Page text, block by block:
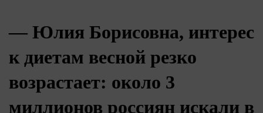
— Юлия Борисовна, интерес
к диетам весной резко
возрастает: около 3
миллионов россиян искали в